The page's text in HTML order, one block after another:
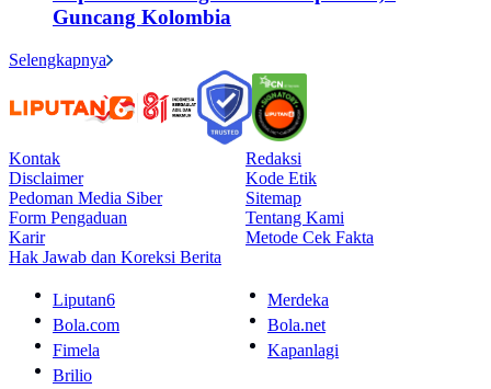
Guncang Kolombia
Selengkapnya
Kontak
Redaksi
Disclaimer
Kode Etik
Pedoman Media Siber
Sitemap
Form Pengaduan
Tentang Kami
Karir
Metode Cek Fakta
Hak Jawab dan Koreksi Berita
Liputan6
Merdeka
Bola.com
Bola.net
Fimela
Kapanlagi
Brilio